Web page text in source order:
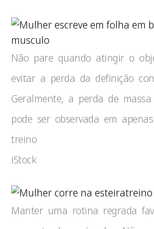
musculo
Não pare quando atingir o
evitar a perda da definição
Geralmente, a perda de
pode ser observada em
treino
iStock
treino
Manter uma rotina regrada